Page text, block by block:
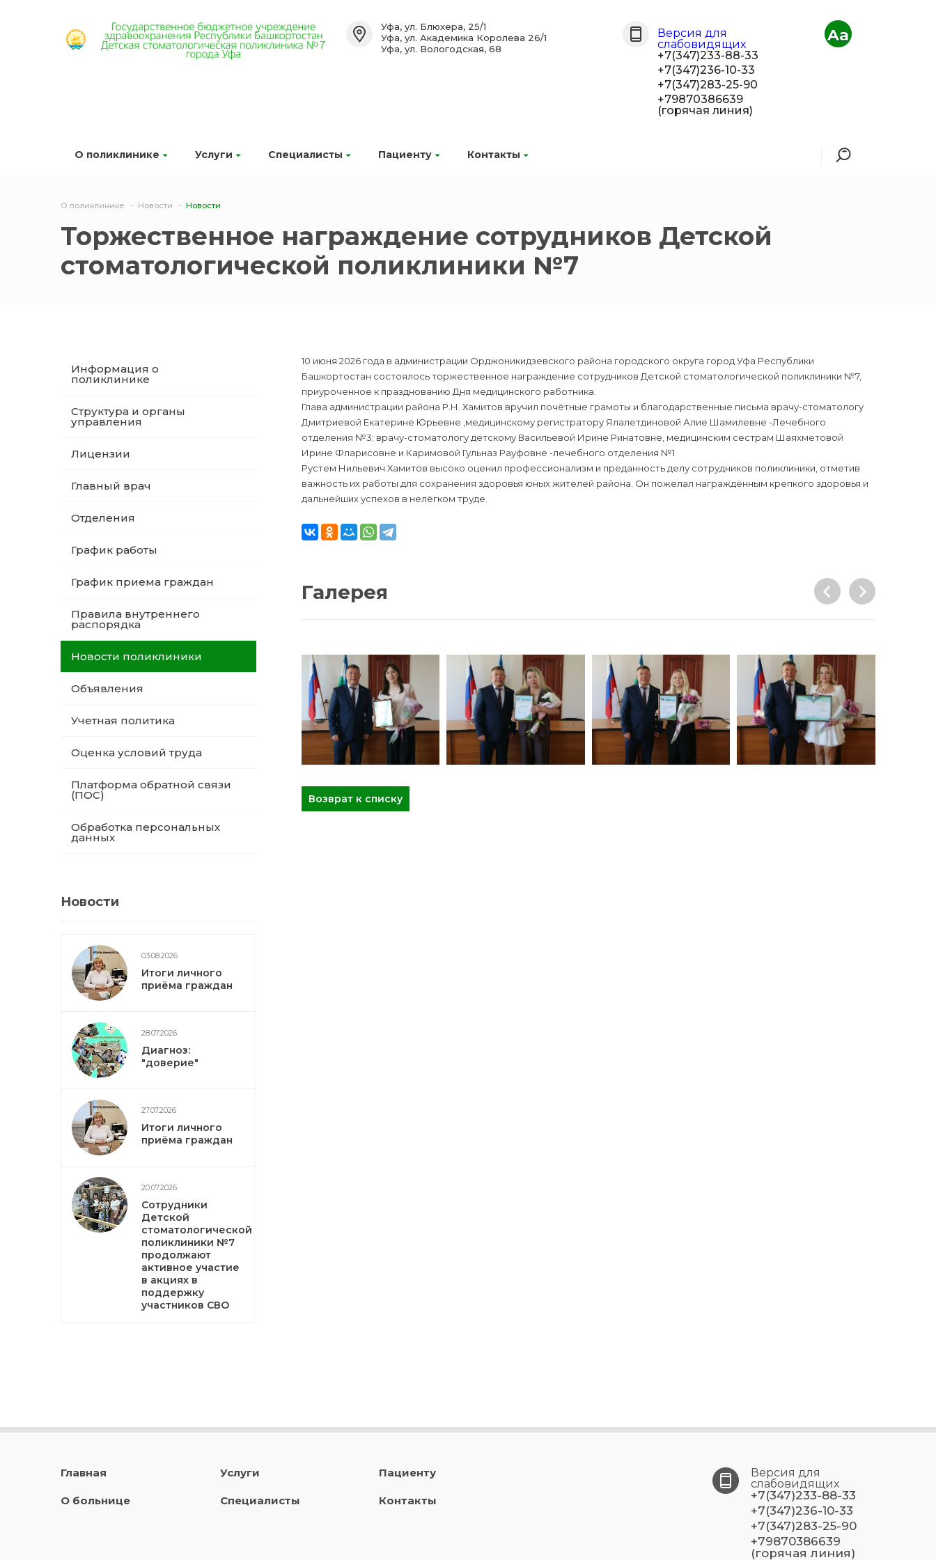
О поликлинике Услуги Специалисты Пациенту Контакты
Уфа, ул. Блюхера, 25/1
Уфа, ул. Академика Королева 26/1
Уфа, ул. Вологодская, 68
Версия для
слабовидящих
+7(347)233-88-33
+7(347)236-10-33
+7(347)283-25-90
+79870386639
(горячая линия)
Aa
О поликлинике Новости Новости
Торжественное награждение сотрудников Детской
стоматологической поликлиники №7
Информация о
поликлинике
Структура и органы
управления
Лицензии
Главный врач
Отделения
График работы
График приема граждан
Правила внутреннего
распорядка
Новости поликлиники
Объявления
Учетная политика
Оценка условий труда
Платформа обратной связи
(ПОС)
Обработка персональных
данных
Новости
03.08.2026
Итоги личного
приёма граждан
28.07.2026
Диагноз:
"доверие"
27.07.2026
Итоги личного
приёма граждан
20.07.2026
Сотрудники
Детской
стоматологической
поликлиники №7
продолжают
активное участие
в акциях в
поддержку
участников СВО
10 июня 2026 года в администрации Орджоникидзевского района городского округа город Уфа Республики
Башкортостан состоялось торжественное награждение сотрудников Детской стоматологической поликлиники №7,
приуроченное к празднованию Дня медицинского работника.
Глава администрации района Р.Н. Хамитов вручил почётные грамоты и благодарственные письма врачу-стоматологу
Дмитриевой Екатерине Юрьевне ,медицинскому регистратору Ялалетдиновой Алие Шамилевне -Лечебного
отделения №3; врачу-стоматологу детскому Васильевой Ирине Ринатовне, медицинским сестрам Шаяхметовой
Ирине Фларисовне и Каримовой Гульназ Рауфовне -лечебного отделения №1
Рустем Нильевич Хамитов высоко оценил профессионализм и преданность делу сотрудников поликлиники, отметив
важность их работы для сохранения здоровья юных жителей района. Он пожелал награждённым крепкого здоровья и
дальнейших успехов в нелёгком труде.
Галерея
Возврат к списку
Главная
О больнице
Услуги
Специалисты
Пациенту
Контакты
Версия для
слабовидящих
+7(347)233-88-33
+7(347)236-10-33
+7(347)283-25-90
+79870386639
(горячая линия)